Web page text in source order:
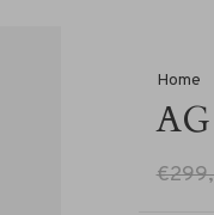
Home
AG